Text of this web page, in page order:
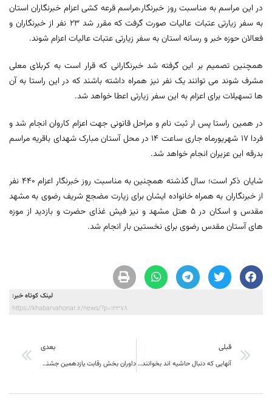
در این مراسم به مناسبت روز خبرنگار،مراسم قرعه کشی اعزام خبرنگاران استان
به سفر زیارتی عتبات عالیات صورت گرفت که مقرر شد ٢٣ نفر از خبرنگاران و
فعالان حوزه خبر و رسانه استان به سفر زیارتی عتبات عالیات اعزام شوند.
همچنین تصمیم بر این گرفته شد خبرنگارانی که قرار است به کربلای معلی
مشرف شوند می توانند یک نفر نیز همراه داشته باشند که در این راستا به آن
ها تسهیلات برای اعزام به این سفر زیارتی اعطا خواهد شد.
در همین راستا پس ار ثبت نام و مراحل قانونی جهت اعزام کاروان انجام شد و
فردا ١٧ شهریورماه جاری ساعت ١٤ در محل آستان مبارک شهدای باقریه مراسم
بدرقه این عزیران انجام خواهد شد.
شایان ذکر است؛ سال گذشته همچنین به مناسبت روز خبرنگار اعزام ٤٤٠ نفر
از خبرنگاران به همراه خانواده ایشان برای زیارت مضجع شریف رضوی به مشهد
مقدس و اسکان در ٥ هتل مشهد و نیز فیش غذای حضرت و بازدید از موزه
های آستان مقدس رضوی برای نخستین بار انجام شد.
لینک کوتاه خبر:
https://khabarvahonar.ir/news/?p=12378
قبلی
آنهایی که دنبال حاشیه اند بخوانند سخنان استاندار درجمع مدیران و مشاوران و فرمانداران :رسیدن به توسعه، نیازمند یک کار گروهي با مشارکت همه اقشار است
بعدی
داوران بخش رقابت یازدهمین جشنواره تئاتر استان خراسان جنوبی معرفی شدند